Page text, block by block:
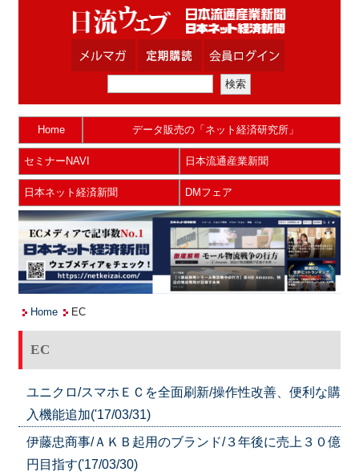
Home データ販売の「ネット経済研究所」
セミナーNAVI 日本流通産業新聞
日本ネット経済新聞 DMフェア
Home EC
EC
ユニクロ/スマホＥＣを全面刷新/操作性改善、便利な購
入機能追加('17/03/31)
伊藤忠商事/ＡＫＢ起用のブランド/３年後に売上３０億
円目指す('17/03/30)